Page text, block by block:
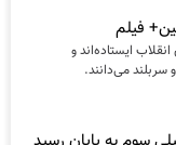
فیلم
ایستاده‌اند و
سربلند می‌دانند.